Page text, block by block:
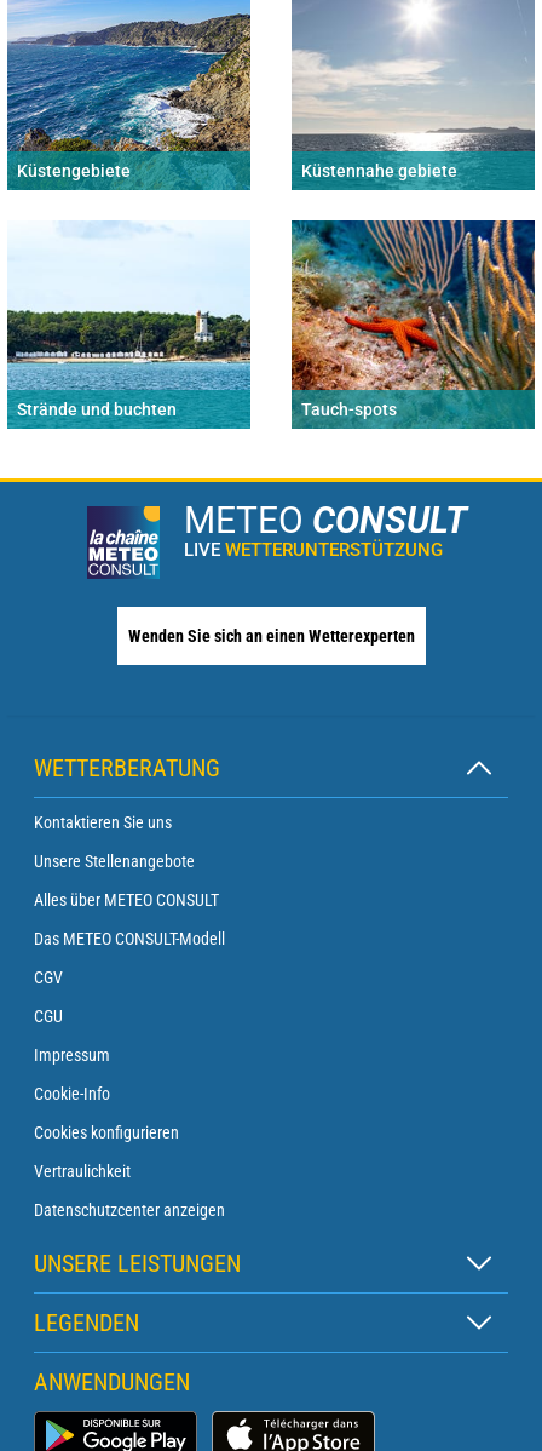
Küstengebiete Küstennahe gebiete
Strände und buchten Tauch-spots
METEO CONSULT
LIVE WETTERUNTERSTÜTZUNG
Wenden Sie sich an einen Wetterexperten
WETTERBERATUNG
Kontaktieren Sie uns
Unsere Stellenangebote
Alles über METEO CONSULT
Das METEO CONSULT-Modell
CGV
CGU
Impressum
Cookie-Info
Cookies konfigurieren
Vertraulichkeit
Datenschutzcenter anzeigen
UNSERE LEISTUNGEN
Zen-Abonnement
Leuchtfeuer-Abonnement
Überfahrt-Abonnement
Leuchtturm-Abonnement
LEGENDEN
Kartenlegende
Piktogrammlegende
ANWENDUNGEN
Marinewetter-App